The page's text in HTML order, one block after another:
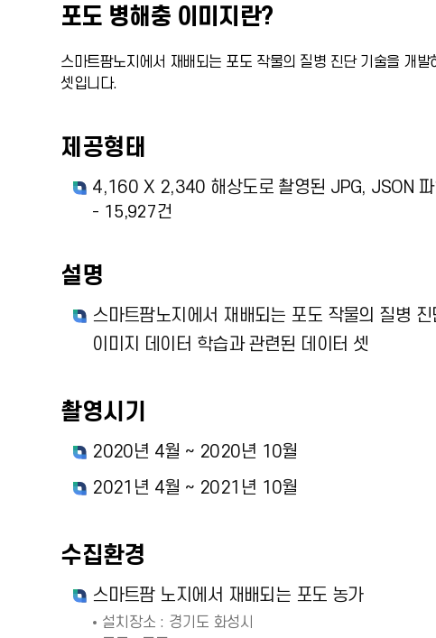
포도 병해충 이미지란?
스마트팜노지에서 재배되는 포도 작물의 질병 진단 기술을 개
셋입니다.
제공형태
4,160 X 2,340 해상도로 촬영된 JPG, JSON 파
- 15,927건
설명
스마트팜노지에서 재배되는 포도 작물의 질병
이미지 데이터 학습과 관련된 데이터 셋
촬영시기
2020년 4월 ~ 2020년 10월
2021년 4월 ~ 2021년 10월
수집환경
스마트팜 노지에서 재배되는 포도 농가
설치장소 : 경기도 화성시